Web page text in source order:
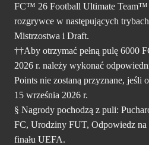
FC™ 26 Football Ultimate Team™
rozgrywce w następujących
Mistrzostwa i Draft.
††Aby otrzymać pełną pulę 6000
2026 r. należy wykonać
Points nie zostaną przyznane, jeśli
15 września 2026 r.
§ Nagrody pochodzą z puli:
FC, Urodziny FUT, Odpowiedz na
finału UEFA.